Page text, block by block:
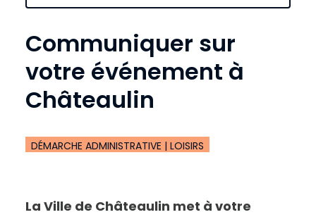
Réglages d’accessibilité
Communiquer sur
votre événement à
Châteaulin
DÉMARCHE ADMINISTRATIVE | LOISIRS
La Ville de Châteaulin met à votre